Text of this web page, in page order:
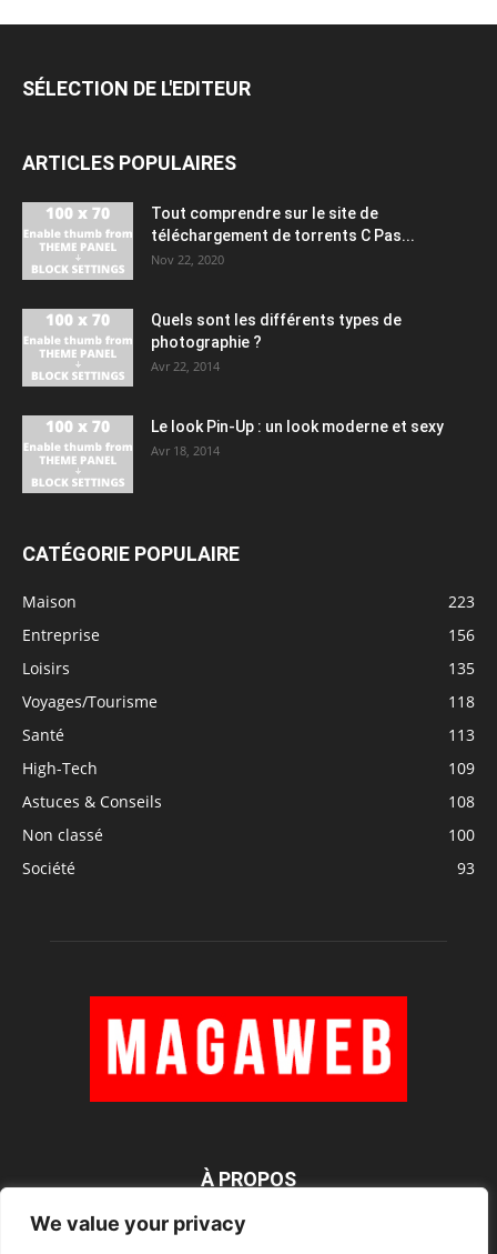
We value your privacy
SÉLECTION DE L'EDITEUR
ARTICLES POPULAIRES
Tout comprendre sur le site de
téléchargement de torrents C Pas...
Nov 22, 2020
Quels sont les différents types de
photographie ?
Avr 22, 2014
Le look Pin-Up : un look moderne et sexy
Avr 18, 2014
CATÉGORIE POPULAIRE
Maison
223
Entreprise
156
Loisirs
135
Voyages/Tourisme
118
Santé
113
High-Tech
109
Astuces & Conseils
108
Non classé
100
Société
93
À PROPOS